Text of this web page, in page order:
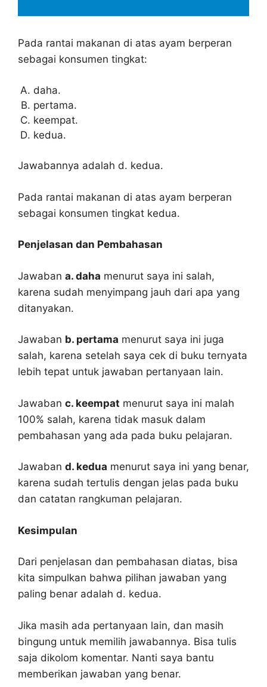
Pada rantai makanan di atas ayam berperan
sebagai konsumen tingkat:
daha.
pertama.
keempat.
kedua.
Jawabannya adalah d. kedua.
Pada rantai makanan di atas ayam berperan
sebagai konsumen tingkat kedua.
Penjelasan dan Pembahasan
Jawaban a. daha menurut saya ini salah,
karena sudah menyimpang jauh dari apa yang
ditanyakan.
Jawaban b. pertama menurut saya ini juga
salah, karena setelah saya cek di buku ternyata
lebih tepat untuk jawaban pertanyaan lain.
Jawaban c. keempat menurut saya ini malah
100% salah, karena tidak masuk dalam
pembahasan yang ada pada buku pelajaran.
Jawaban d. kedua menurut saya ini yang benar,
karena sudah tertulis dengan jelas pada buku
dan catatan rangkuman pelajaran.
Kesimpulan
Dari penjelasan dan pembahasan diatas, bisa
kita simpulkan bahwa pilihan jawaban yang
paling benar adalah d. kedua.
Jika masih ada pertanyaan lain, dan masih
bingung untuk memilih jawabannya. Bisa tulis
saja dikolom komentar. Nanti saya bantu
memberikan jawaban yang benar.